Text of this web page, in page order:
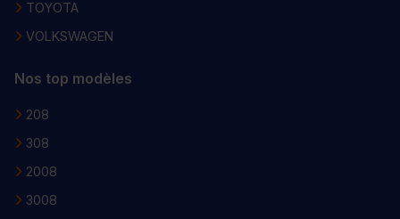
TOYOTA
VOLKSWAGEN
Nos top modèles
208
308
2008
3008